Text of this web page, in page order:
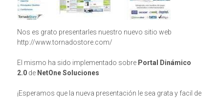
Nos es grato presentarles nuestro nuevo sitio web
http://www.tornadostore.com/
El mismo ha sido implementado sobre Portal Dinámico
2.0 de NetOne Soluciones
¡Esperamos que la nueva presentación le sea grata y facil de